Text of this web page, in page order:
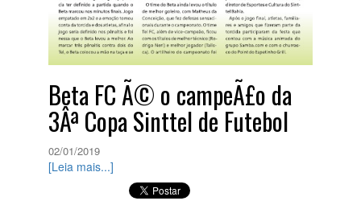
Beta FC Ã© o campeÃ£o da
3Âª Copa Sinttel de Futebol
02/01/2019
[Leia mais...]